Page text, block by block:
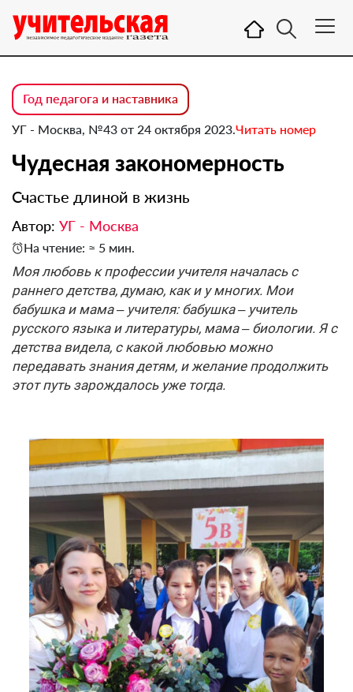
Год педагога и наставника
УГ - Москва, №43 от 24 октября 2023.Читать номер
Чудесная закономерность
Счастье длиной в жизнь
Автор: УГ - Москва
На чтение: ≈ 5 мин.
Моя любовь к профессии учителя началась с
раннего детства, думаю, как и у многих. Мои
бабушка и мама – учителя: бабушка – учитель
русского языка и литературы, мама – биологии. Я с
детства видела, с какой любовью можно
передавать знания детям, и желание продолжить
этот путь зарождалось уже тогда.